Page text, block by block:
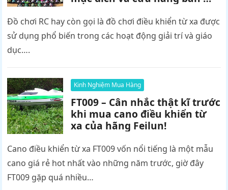
Đồ chơi RC hay còn gọi là đồ chơi điều khiển từ xa được
sử dụng phổ biến trong các hoạt động giải trí và giáo
dục….
Kinh Nghiệm Mua Hàng
FT009 – Cân nhắc thật kĩ trước
khi mua cano điều khiển từ
xa của hãng Feilun!
Cano điều khiển từ xa FT009 vốn nổi tiếng là một mẫu
cano giá rẻ hot nhất vào những năm trước, giờ đây
FT009 gặp quá nhiều…